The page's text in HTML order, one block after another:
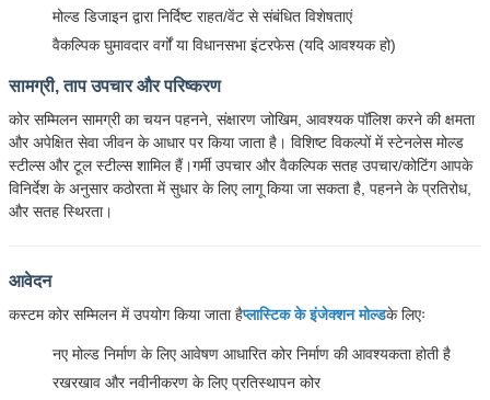
मोल्ड डिजाइन द्वारा निर्दिष्ट राहत/वेंट से संबंधित विशेषताएं
वैकल्पिक घुमावदार वर्गों या विधानसभा इंटरफेस (यदि आवश्यक हो)
सामग्री, ताप उपचार और परिष्करण
कोर सम्मिलन सामग्री का चयन पहनने, संक्षारण जोखिम, आवश्यक पॉलिश करने की क्षमता
और अपेक्षित सेवा जीवन के आधार पर किया जाता है। विशिष्ट विकल्पों में स्टेनलेस मोल्ड
स्टील्स और टूल स्टील्स शामिल हैं।गर्मी उपचार और वैकल्पिक सतह उपचार/कोटिंग आपके
विनिर्देश के अनुसार कठोरता में सुधार के लिए लागू किया जा सकता है, पहनने के प्रतिरोध,
और सतह स्थिरता।
आवेदन
कस्टम कोर सम्मिलन में उपयोग किया जाता हैप्लास्टिक के इंजेक्शन मोल्डके लिएः
नए मोल्ड निर्माण के लिए आवेषण आधारित कोर निर्माण की आवश्यकता होती है
रखरखाव और नवीनीकरण के लिए प्रतिस्थापन कोर